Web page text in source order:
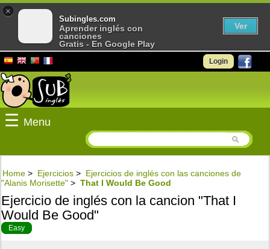
Login
☰ Menu
Home > Ejercicios > Ejercicios de inglés con las canciones de
"Alanis Morisette" > That I Would Be Good
Ejercicio de inglés con la cancion "That I
Would Be Good"
Easy
×
Subingles.com
Aprender inglés con
canciones
Gratis - En Google Play
Ver